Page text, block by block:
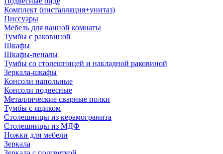
Комплект (инсталляция+унитаз)
Писсуары
Мебель для ванной комнаты
Тумбы с раковиной
Шкафы
Шкафы-пеналы
Тумбы со столешницей и накладной раковиной
Зеркала-шкафы
Консоли напольные
Консоли подвесные
Металлические сварные полки
Тумбы с ящиком
Столешницы из керамогранита
Столешницы из МДФ
Ножки для мебели
Зеркала